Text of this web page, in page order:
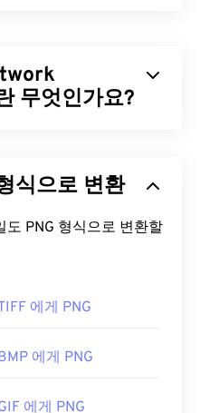
무엇인가요?
색상을 사용할 수 있
는 투명도가 더 높은 애
여나요?
체제의 기본 이미지 뷰
PNG 형식으로 변환
환할
에게 PNG
에게 PNG
에게 PNG